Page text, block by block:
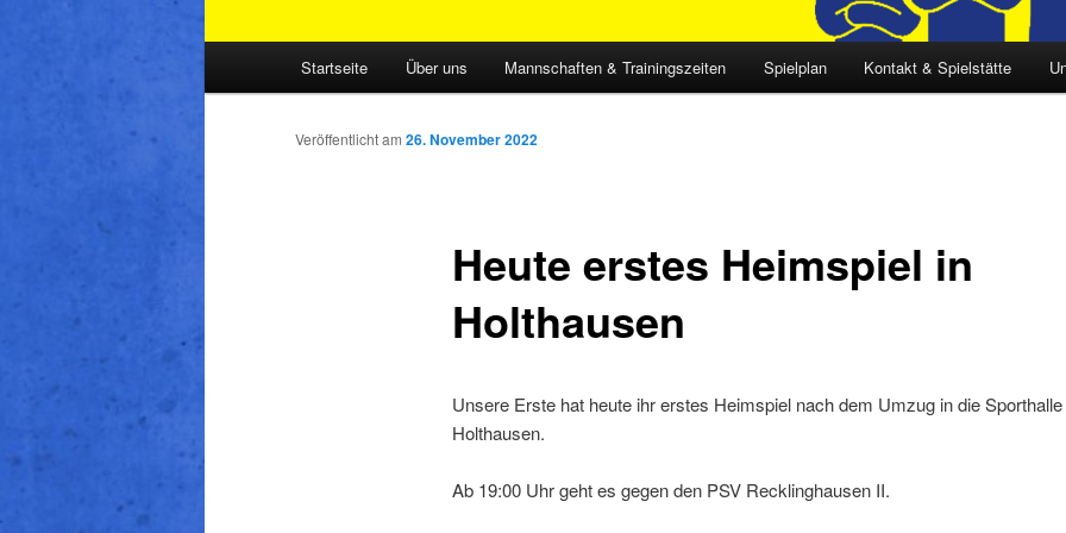
Startseite Über uns Mannschaften & Trainingszeiten Spielplan Kontakt & Spielstätte
Heute erstes Heimspiel in
Holthausen
Veröffentlicht am 26. November 2022
Unsere Erste hat heute ihr erstes Heimspiel nach dem Umzug in die Sporthalle
Holthausen.
Ab 19:00 Uhr geht es gegen den PSV Recklinghausen II.